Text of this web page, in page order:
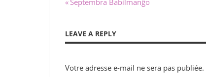
Navigation
l’article
Post:
LEAVE A REPLY
Votre adresse e-mail ne sera pas publiée.